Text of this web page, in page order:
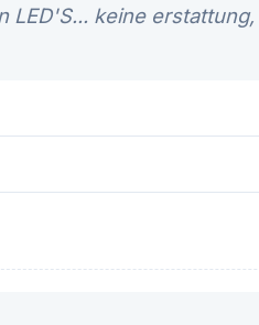
LED'S... keine erstattung,